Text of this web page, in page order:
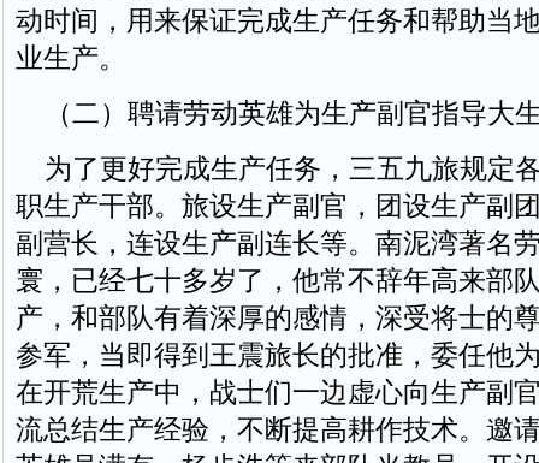
动时间，用来保证完成生产任务和帮助当
业生产。
（二）聘请劳动英雄为生产副官指导大
为了更好完成生产任务，三五九旅规定
职生产干部。旅设生产副官，团设生产副
副营长，连设生产副连长等。南泥湾著名
寰，已经七十多岁了，他常不辞年高来部
产，和部队有着深厚的感情，深受将士的
参军，当即得到王震旅长的批准，委任他
在开荒生产中，战士们一边虚心向生产副
流总结生产经验，不断提高耕作技术。邀